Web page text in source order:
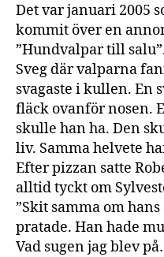
Det var januari 2005
kommit över en
”Hundvalpar till
Sveg där valparna
svagaste i kullen. En
fläck ovanför nosen.
skulle han ha. Den
liv. Samma helvete
Efter pizzan satte
alltid tyckt om
”Skit samma om
pratade. Han hade
Vad sugen jag blev